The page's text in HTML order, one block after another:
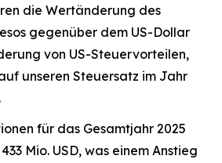
die Wertänderung des
gegenüber dem US-Dollar
von US-Steuervorteilen,
unseren Steuersatz im Jahr
für das Gesamtjahr 2025
Mio. USD, was einem Anstieg